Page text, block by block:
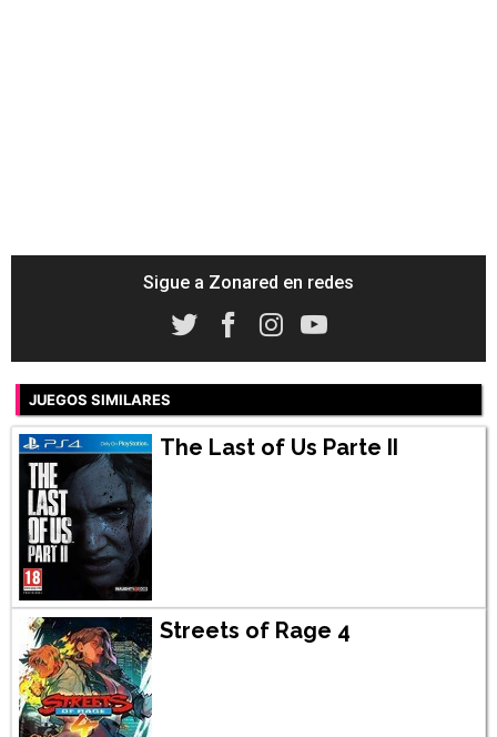
Sigue a Zonared en redes
JUEGOS SIMILARES
The Last of Us Parte II
Streets of Rage 4